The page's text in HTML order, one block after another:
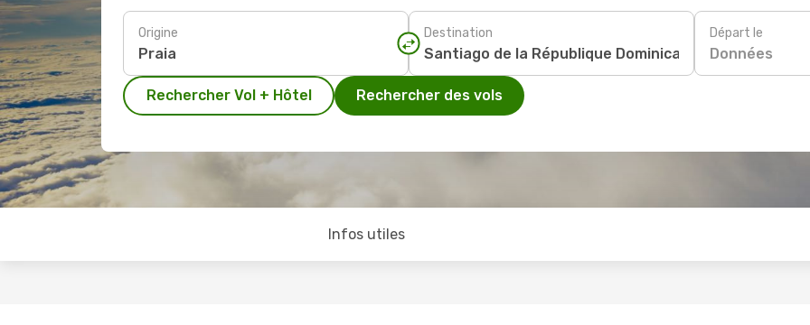
Origine Destination Départ le
Données
Rechercher Vol + Hôtel Rechercher des vols
Infos utiles